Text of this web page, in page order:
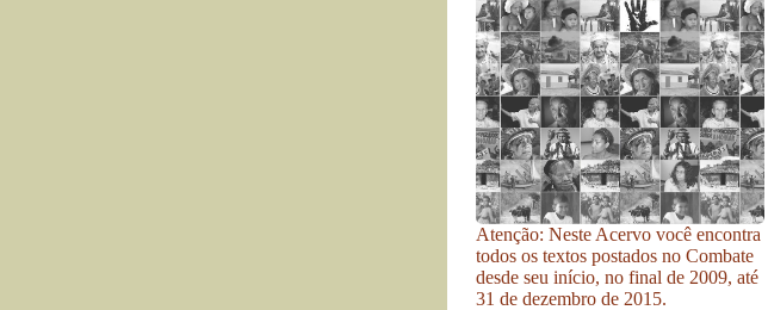
Atenção: Neste Acervo você encontra
todos os textos postados no Combate
desde seu início, no final de 2009, até
31 de dezembro de 2015.